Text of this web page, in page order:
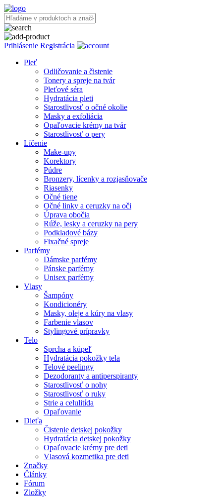
Prihlásenie Registrácia
Pleť
Odličovanie a čistenie
Tonery a spreje na tvár
Pleťové séra
Hydratácia pleti
Starostlivosť o očné okolie
Masky a exfoliácia
Opaľovacie krémy na tvár
Starostlivosť o pery
Líčenie
Make-upy
Korektory
Púdre
Bronzery, lícenky a rozjasňovače
Riasenky
Očné tiene
Očné linky a ceruzky na oči
Úprava obočia
Rúže, lesky a ceruzky na pery
Podkladové bázy
Fixačné spreje
Parfémy
Dámske parfémy
Pánske parfémy
Unisex parfémy
Vlasy
Šampóny
Kondicionéry
Masky, oleje a kúry na vlasy
Farbenie vlasov
Stylingové prípravky
Telo
Sprcha a kúpeľ
Hydratácia pokožky tela
Telové peelingy
Dezodoranty a antiperspiranty
Starostlivosť o nohy
Starostlivosť o ruky
Strie a celulitída
Opaľovanie
Dieťa
Čistenie detskej pokožky
Hydratácia detskej pokožky
Opaľovacie krémy pre deti
Vlasová kozmetika pre deti
Značky
Články
Fórum
Zložky